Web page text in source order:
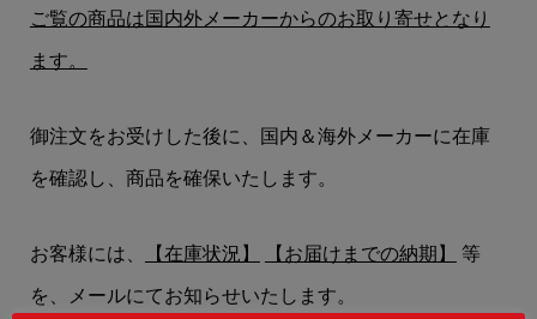
ご覧の商品は国内外メーカーからのお取り寄せとなり
ます。
御注文をお受けした後に、国内＆海外メーカーに在庫
を確認し、商品を確保いたします。
お客様には、 【在庫状況】 【お届けまでの納期】 等
を、メールにてお知らせいたします。